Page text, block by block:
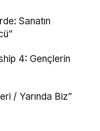
Sanatın
4: Gençlerin
/ Yarında Biz”